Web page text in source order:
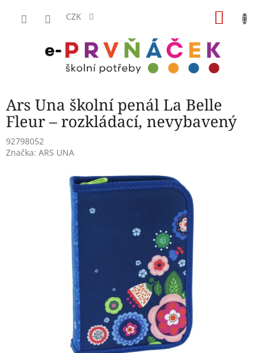
CZK
Ars Una školní penál La Belle
Fleur – rozkládací, nevybavený
92798052
Značka: ARS UNA